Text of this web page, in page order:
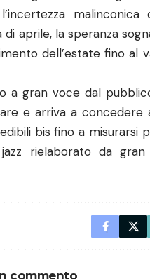
di aprile, la speranza
dell’estate fino al
a gran voce dal
e arriva a concedere
bis fino a misurarsi
rielaborato da
commento